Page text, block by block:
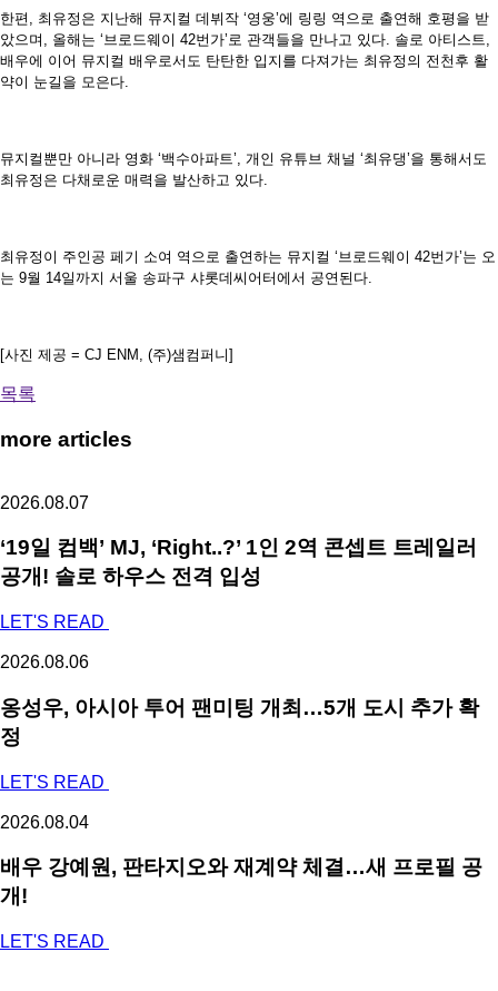
한편, 최유정은 지난해 뮤지컬 데뷔작 ‘영웅’에 링링 역으로 출연해 호평을 받
았으며, 올해는 ‘브로드웨이 42번가’로 관객들을 만나고 있다. 솔로 아티스트,
배우에 이어 뮤지컬 배우로서도 탄탄한 입지를 다져가는 최유정의 전천후 활
약이 눈길을 모은다.
뮤지컬뿐만 아니라 영화 ‘백수아파트’, 개인 유튜브 채널 ‘최유댕’을 통해서도
최유정은 다채로운 매력을 발산하고 있다.
최유정이 주인공 페기 소여 역으로 출연하는 뮤지컬 ‘브로드웨이 42번가’는 오
는 9월 14일까지 서울 송파구 샤롯데씨어터에서 공연된다.
[사진 제공 = CJ ENM, (주)샘컴퍼니]
목록
more articles
2026.08.07
‘19일 컴백’ MJ, ‘Right..?’ 1인 2역 콘셉트 트레일러
공개! 솔로 하우스 전격 입성
LET'S READ
2026.08.06
옹성우, 아시아 투어 팬미팅 개최…5개 도시 추가 확
정
LET'S READ
2026.08.04
배우 강예원, 판타지오와 재계약 체결…새 프로필 공
개!
LET'S READ